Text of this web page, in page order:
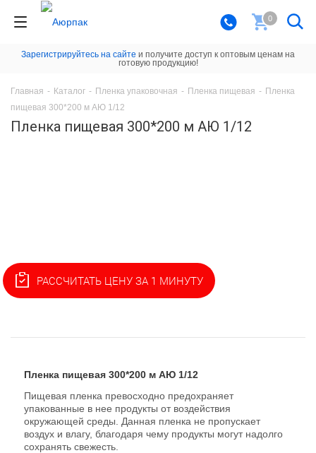
0
Зарегистрируйтесь на сайте и получите доступ к оптовым ценам на
готовую продукцию!
Главная - Каталог - Пленка упаковочная - Пленка пищевая - Пленка
пищевая 300*200 м АЮ 1/12
Пленка пищевая 300*200 м АЮ 1/12
Пленка пищевая 300*200 м АЮ 1/12
Пищевая пленка превосходно предохраняет
упакованные в нее продукты от воздействия
окружающей среды. Данная пленка не пропускает
воздух и влагу, благодаря чему продукты могут надолго
сохранять свежесть.
РАССЧИТАТЬ ЦЕНУ ЗА 1 МИНУТУ